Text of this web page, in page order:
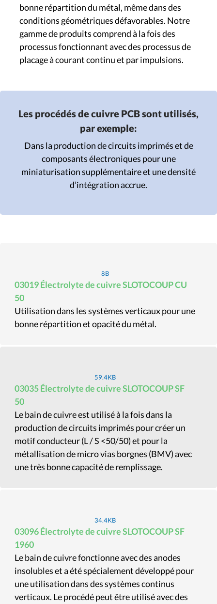
bonne répartition du métal, même dans des
conditions géométriques défavorables. Notre
gamme de produits comprend à la fois des
processus fonctionnant avec des processus de
placage à courant continu et par impulsions.
Les procédés de cuivre PCB sont utilisés,
par exemple:
Dans la production de circuits imprimés et de
composants électroniques pour une
miniaturisation supplémentaire et une densité
d’intégration accrue.
8B
03019 Électrolyte de cuivre SLOTOCOUP CU
50
Utilisation dans les systèmes verticaux pour une
bonne répartition et opacité du métal.
59.4KB
03035 Électrolyte de cuivre SLOTOCOUP SF
50
Le bain de cuivre est utilisé à la fois dans la
production de circuits imprimés pour créer un
motif conducteur (L / S <50/50) et pour la
métallisation de micro vias borgnes (BMV) avec
une très bonne capacité de remplissage.
34.4KB
03096 Électrolyte de cuivre SLOTOCOUP SF
1960
Le bain de cuivre fonctionne avec des anodes
insolubles et a été spécialement développé pour
une utilisation dans des systèmes continus
verticaux. Le procédé peut être utilisé avec des